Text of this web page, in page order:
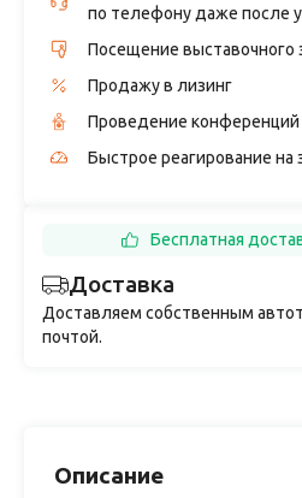
по телефону даже после
Посещение выставочного
Продажу в лизинг
Проведение
Быстрое реагирование на
Доставка
Доставляем собственным
почтой.
Бесплатная
Описание